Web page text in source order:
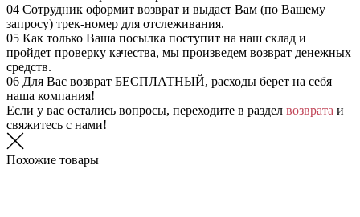
04 Сотрудник оформит возврат и выдаст Вам (по Вашему
запросу) трек-номер для отслеживания.
05 Как только Ваша посылка поступит на наш склад и
пройдет проверку качества, мы произведем возврат денежных
средств.
06 Для Вас возврат БЕСПЛАТНЫЙ, расходы берет на себя
наша компания!
Если у вас остались вопросы, переходите в раздел возврата и
свяжитесь с нами!
Похожие товары